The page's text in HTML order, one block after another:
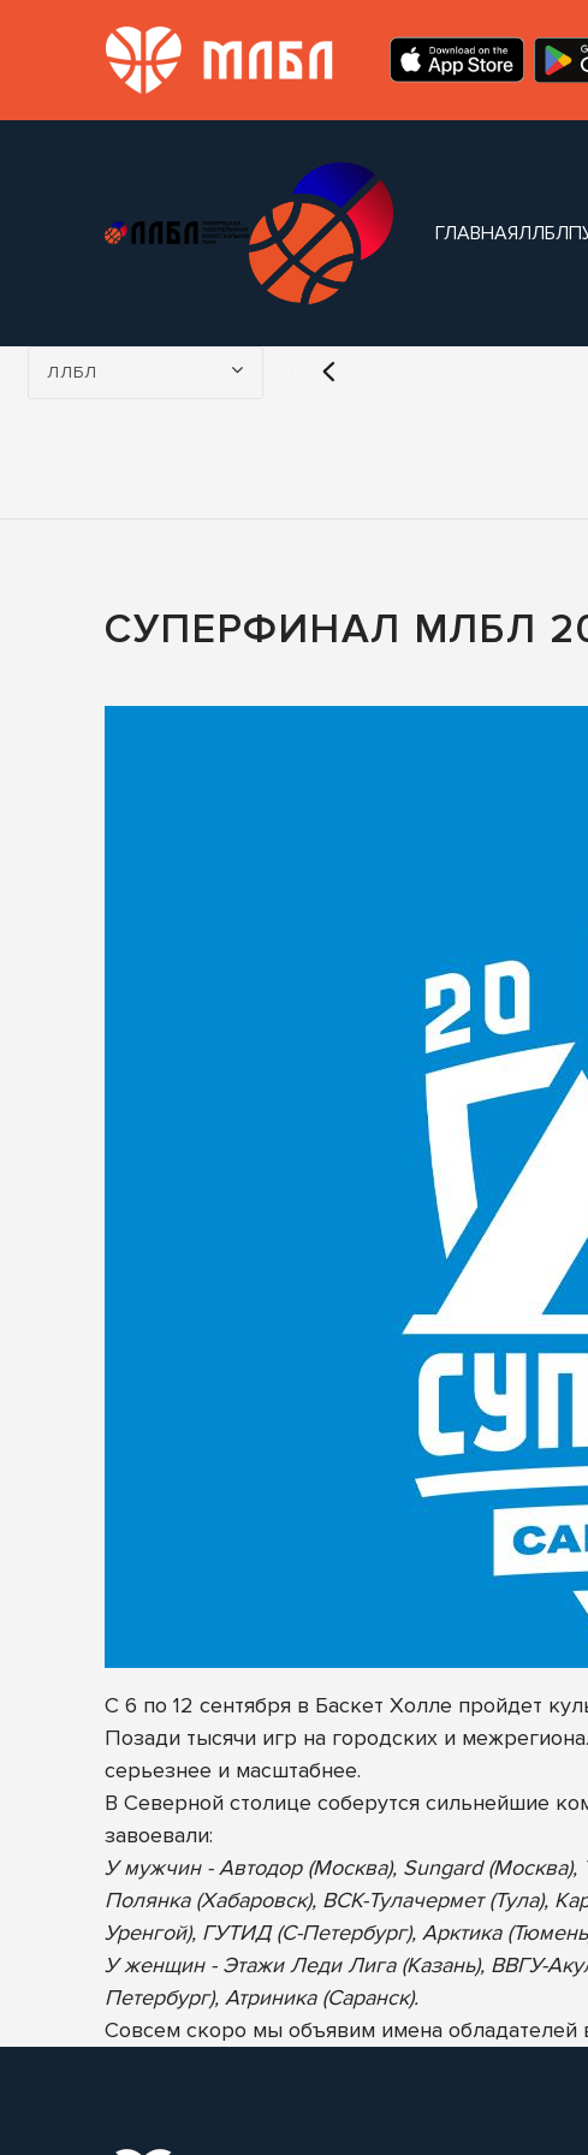
ГЛАВНАЯЛЛБЛ
Турнир:
ЛЛБЛ
СУПЕРФИНАЛ МЛБЛ
С 6 по 12 сентября в Баскет Холле пройдет
Позади тысячи игр на городских и
серьезнее и масштабнее.
В Северной столице соберутся сильнейшие
завоевали:
У мужчин - Автодор (Москва), Sungard
Полянка (Хабаровск), ВСК-Тулачермет (Тула),
Уренгой), ГУТИД (С-Петербург), Арктика
У женщин - Этажи Леди Лига (Казань), ВВГУ-
Петербург), Атриника (Саранск).
Совсем скоро мы объявим имена обладателей